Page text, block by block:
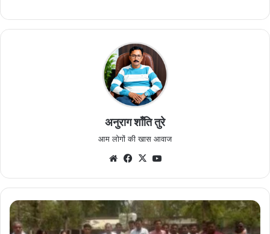
अनुराग शाँति तुरे
आम लोगों की खास आवाज
WebsiteFacebook
X
जयंती
पर
याद